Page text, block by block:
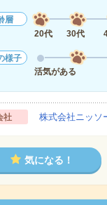
層
20代
30代
様子
活気がある
社 株式会社ニッソ
気になる！